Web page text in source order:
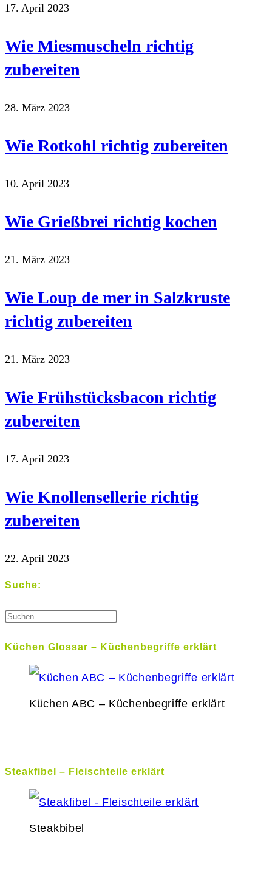
17. April 2023
Wie Miesmuscheln richtig
zubereiten
28. März 2023
Wie Rotkohl richtig zubereiten
10. April 2023
Wie Grießbrei richtig kochen
21. März 2023
Wie Loup de mer in Salzkruste
richtig zubereiten
21. März 2023
Wie Frühstücksbacon richtig
zubereiten
17. April 2023
Wie Knollensellerie richtig
zubereiten
22. April 2023
Suche:
Küchen Glossar – Küchenbegriffe erklärt
Küchen ABC – Küchenbegriffe erklärt
Steakfibel – Fleischteile erklärt
Steakbibel